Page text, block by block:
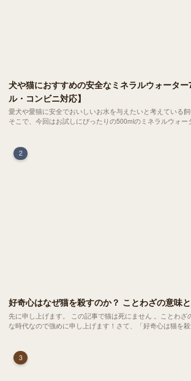
犬や猫におすすめの安全なミネラルウォータ
ル・コンビニ対応】
愛犬や愛猫に安全でおいしいお水を与えたいと考えている飼
そこで、今回はお試しにぴったりの500mlのミネラルウォー
2
好奇心はなぜ猫を殺すのか？ ことわざの意味
先に申し上げます。 この記事で猫は死にません 。ことわざの話です！ センシティブ
な時代なので強めに申し上げます！さて、「好奇心は猫を殺
3